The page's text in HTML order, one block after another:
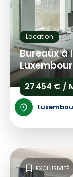
Location
Bureaux à
27 454 € /
EXCLUSIVITÉ